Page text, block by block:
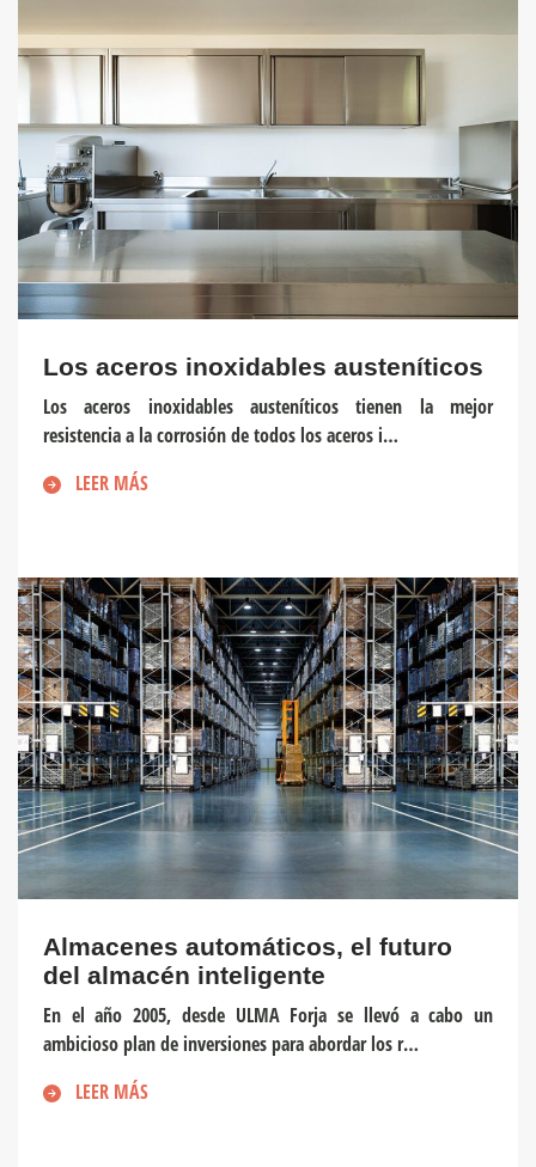
Los aceros inoxidables austeníticos
Los aceros inoxidables austeníticos tienen la mejor
resistencia a la corrosión de todos los aceros i…
LEER MÁS
Almacenes automáticos, el futuro
del almacén inteligente
En el año 2005, desde ULMA Forja se llevó a cabo un
ambicioso plan de inversiones para abordar los r…
LEER MÁS